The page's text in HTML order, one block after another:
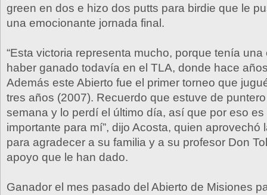
green en dos e hizo dos putts para birdie que le
una emocionante jornada final.
“Esta victoria representa mucho, porque tenía
haber ganado todavía en el TLA, donde hace
Además este Abierto fue el primer torneo que
tres años (2007). Recuerdo que estuve de
semana y lo perdí el último día, así que por eso
importante para mí”, dijo Acosta, quien aprovechó
para agradecer a su familia y a su profesor Don
apoyo que le han dado.
Ganador el mes pasado del Abierto de Misiones